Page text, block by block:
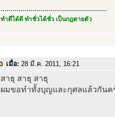
.....................................................
ทำดีได้ดี ทำชั่วได้ชั่ว เป็นกฎตายตัว
เมื่อ: 28 มี.ค. 2011, 16:21
สาธุ สาธุ สาธุ
ผมขอทำทั้งบุญและกุศลแล้วกันค